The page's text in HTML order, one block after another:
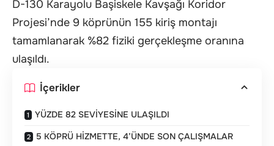
D-130 Karayolu Başiskele Kavşağı Koridor
Projesi’nde 9 köprünün 155 kiriş montajı
tamamlanarak %82 fiziki gerçekleşme oranına
ulaşıldı.
İçerikler
YÜZDE 82 SEVİYESİNE ULAŞILDI
5 KÖPRÜ HİZMETTE, 4’ÜNDE SON ÇALIŞMALAR